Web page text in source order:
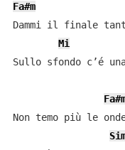
Fa#m
Dammi il finale
Mi
Sullo sfondo c’é
Non temo più le